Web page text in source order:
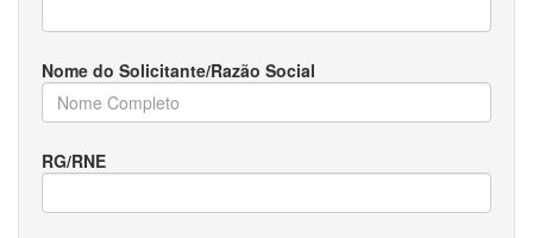
Nome do Solicitante/Razão Social
RG/RNE